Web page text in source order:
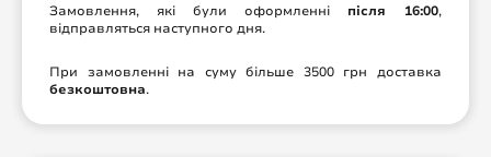
Замовлення, які були оформленні після 16:00,
відправляться наступного дня.
При замовленні на суму більше 3500 грн доставка
безкоштовна.